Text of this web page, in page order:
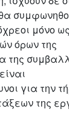
μόνο
όρων της
της
για την
της